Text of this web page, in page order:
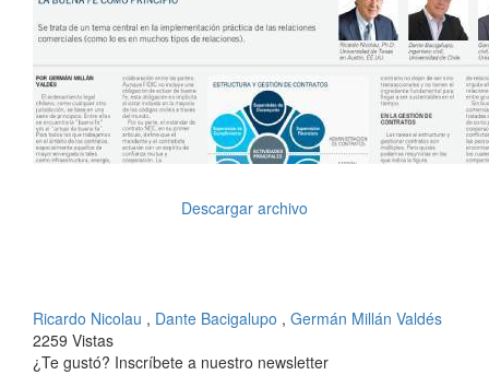
Descargar archivo
Ricardo Nicolau , Dante Bacigalupo , Germán Millán Valdés
2259 Vistas
¿Te gustó? Inscríbete a nuestro newsletter